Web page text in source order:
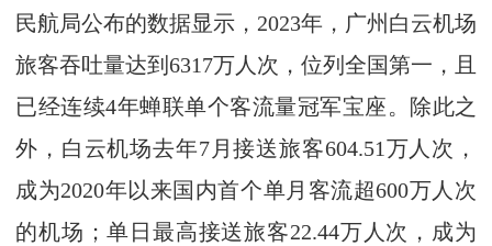
民航局公布的数据显示，2023年，广州白云机场
旅客吞吐量达到6317万人次，位列全国第一，且
已经连续4年蝉联单个客流量冠军宝座。除此之
外，白云机场去年7月接送旅客604.51万人次，
成为2020年以来国内首个单月客流超600万人次
的机场；单日最高接送旅客22.44万人次，成为